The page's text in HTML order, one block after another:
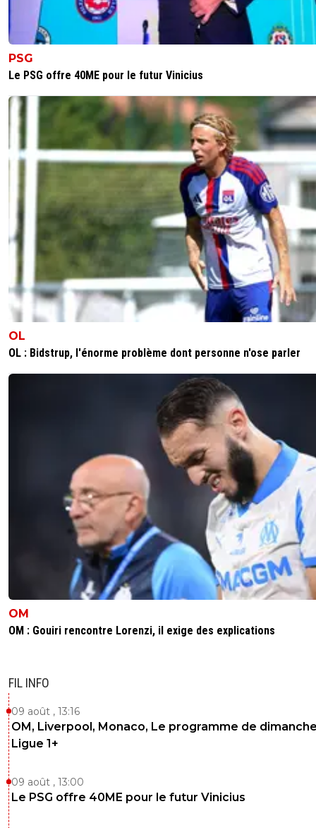
PSG
Le PSG offre 40ME pour le futur Vinicius
OL
OL : Bidstrup, l'énorme problème dont personne n'ose parler
OM
OM : Gouiri rencontre Lorenzi, il exige des explications
FIL INFO
09 août , 13:16
OM, Liverpool, Monaco, Le programme de
Ligue 1+
09 août , 13:00
Le PSG offre 40ME pour le futur Vinicius